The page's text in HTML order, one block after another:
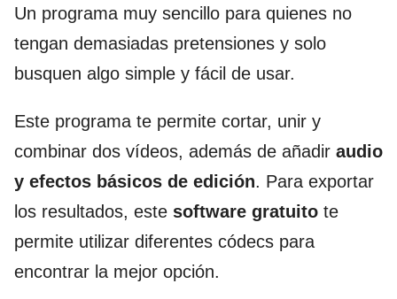
Un programa muy sencillo para quienes no
tengan demasiadas pretensiones y solo
busquen algo simple y fácil de usar.
Este programa te permite cortar, unir y
combinar dos vídeos, además de añadir audio
y efectos básicos de edición. Para exportar
los resultados, este software gratuito te
permite utilizar diferentes códecs para
encontrar la mejor opción.